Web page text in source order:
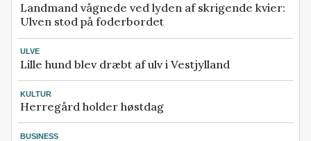
Landmand vågnede ved lyden af skrigende kvier:
Ulven stod på foderbordet
ULVE
Lille hund blev dræbt af ulv i Vestjylland
KULTUR
Herregård holder høstdag
BUSINESS